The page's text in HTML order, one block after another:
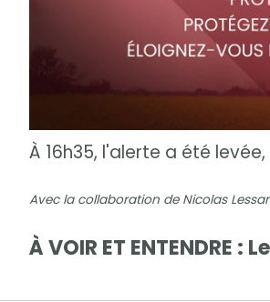
À 16h35, l'alerte a été
Avec la collaboration de Nicolas
À VOIR ET